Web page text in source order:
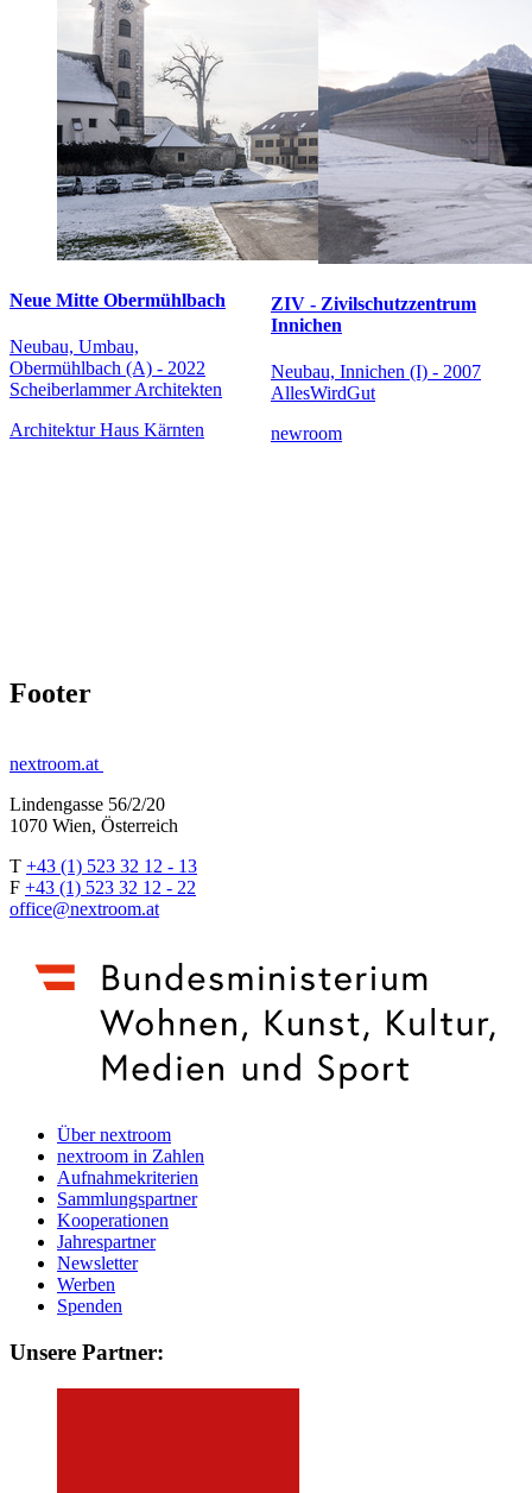
Neue Mitte Obermühlbach
Neubau, Umbau,
Obermühlbach (A) - 2022
Scheiberlammer Architekten
Architektur Haus Kärnten
ZIV - Zivilschutzzentrum
Innichen
Neubau, Innichen (I) - 2007
AllesWirdGut
newroom
Footer
nextroom.at
Lindengasse 56/2/20
1070 Wien, Österreich
T +43 (1) 523 32 12 - 13
F +43 (1) 523 32 12 - 22
office@nextroom.at
Über nextroom
nextroom in Zahlen
Aufnahmekriterien
Sammlungspartner
Kooperationen
Jahrespartner
Newsletter
Werben
Spenden
Unsere Partner: